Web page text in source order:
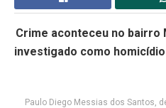
Crime aconteceu no bairro
investigado como
Paulo Diego Messias dos Santos,